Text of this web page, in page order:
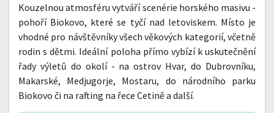
Kouzelnou atmosféru vytváří scenérie horského masivu -
pohoří Biokovo, které se tyčí nad letoviskem. Místo je
vhodné pro návštěvníky všech věkových kategorií, včetně
rodin s dětmi. Ideální poloha přímo vybízí k uskutečnění
řady výletů do okolí - na ostrov Hvar, do Dubrovníku,
Makarské, Medjugorje, Mostaru, do národního parku
Biokovo či na rafting na řece Cetině a další.